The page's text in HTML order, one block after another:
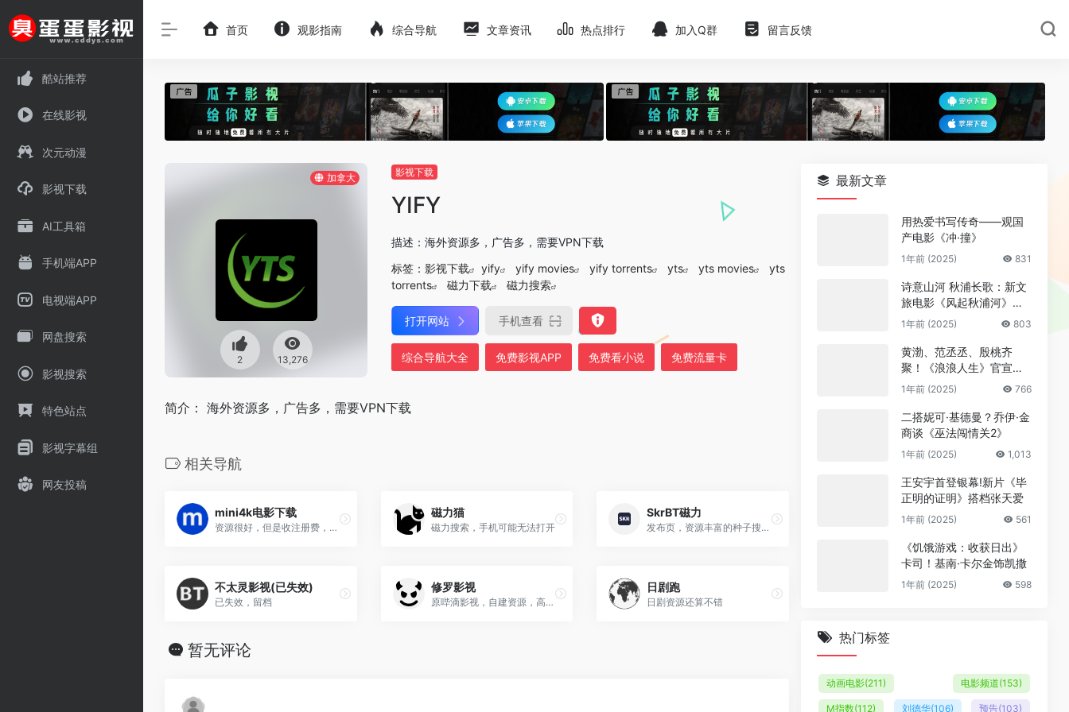
酷站推荐
在线影视
次元动漫
影视下载
AI工具箱
手机端APP
电视端APP
网盘搜索
影视搜索
特色站点
影视字幕组
网友投稿
首页 观影指南 综合导航 文章资讯 热点排行 加入Q群 留言反馈
加拿大
2 13,276
影视下载
YIFY
描述：海外资源多，广告多，需要VPN下载
标签： 影视下载 yify yify movies yify torrents yts yts movies
yts
torrents
磁力下载 磁力搜索
打开网站 手机查看
综合导航大全 免费影视APP 免费看小说 免费流量卡
简介： 海外资源多，广告多，需要VPN下载
相关导航
mini4k电影下载
资源很好，但是收注册费，很贵
磁力猫
磁力搜索，手机可能无法打开
SkrBT磁力
发布页，资源丰富的种子搜索、磁力链接搜索
不太灵影视(已失效)
已失效，留档
修罗影视
原哔滴影视，自建资源，高清秒播
日剧跑
日剧资源还算不错
暂无评论
最新文章
用热爱书写传奇——观国
产电影《冲·撞》
1年前 (2025) 831
诗意山河 秋浦长歌：新文
旅电影《风起秋浦河》今
日全国公映
1年前 (2025) 803
黄渤、范丞丞、殷桃齐
聚！《浪浪人生》官宣阵
容
1年前 (2025) 766
二搭妮可·基德曼？乔伊·金
商谈《巫法闯情关2》
1年前 (2025) 1,013
王安宇首登银幕!新片《毕
正明的证明》搭档张天爱
1年前 (2025) 561
《饥饿游戏：收获日出》
卡司！基南·卡尔金饰凯撒
1年前 (2025) 598
热门标签
动画电影(211) 电影频道(153)
M指数(112) 刘德华(106) 预告(103)